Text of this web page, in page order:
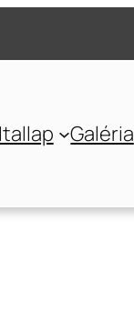
Itallap Galéria